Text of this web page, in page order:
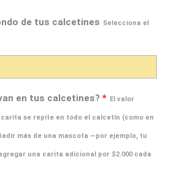
de tus calcetines Selecciona el
en tus calcetines? * El valor
se repite en todo el calcetín (como en
más de una mascota —por ejemplo, tu
una carita adicional por $2.000 cada